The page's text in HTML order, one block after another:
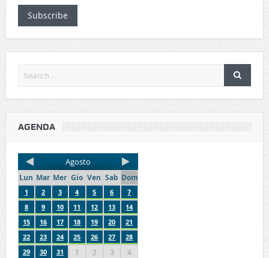
Subscribe
AGENDA
Agosto
Lun Mar Mer Gio Ven Sab Dom
1 2 3 4 5 6
7
8
9 10 11 12 13
14
15
16 17 18 19 20
21
22
23 24 25 26 27
28
29
30 31 1 2 3 4